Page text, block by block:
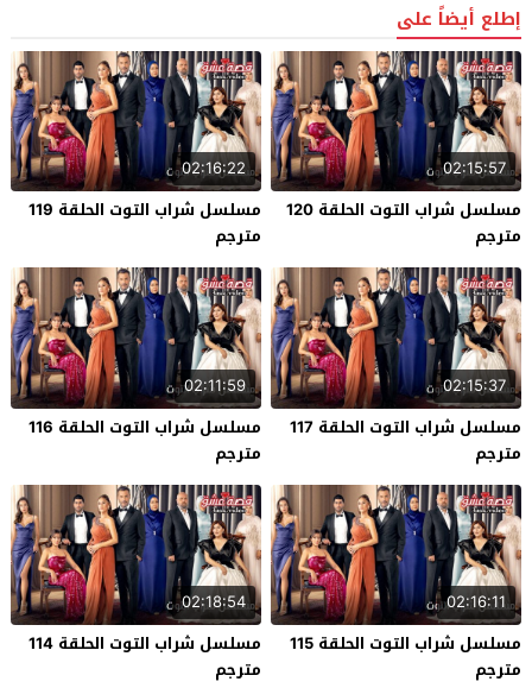
إطلع أيضاً على
02:15:57
مسلسل شراب التوت الحلقة 120
مترجم
02:16:22
مسلسل شراب التوت الحلقة 119
مترجم
02:15:37
مسلسل شراب التوت الحلقة 117
مترجم
02:11:59
مسلسل شراب التوت الحلقة 116
مترجم
02:16:11
مسلسل شراب التوت الحلقة 115
مترجم
02:18:54
مسلسل شراب التوت الحلقة 114
مترجم